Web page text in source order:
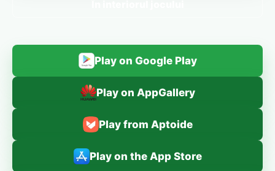
Play on Google Play
Play on AppGallery
Play from Aptoide
Play on the App Store